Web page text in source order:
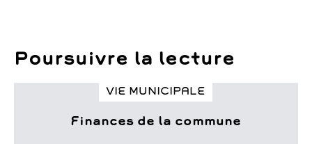
Poursuivre la lecture
VIE MUNICIPALE
Finances de la commune